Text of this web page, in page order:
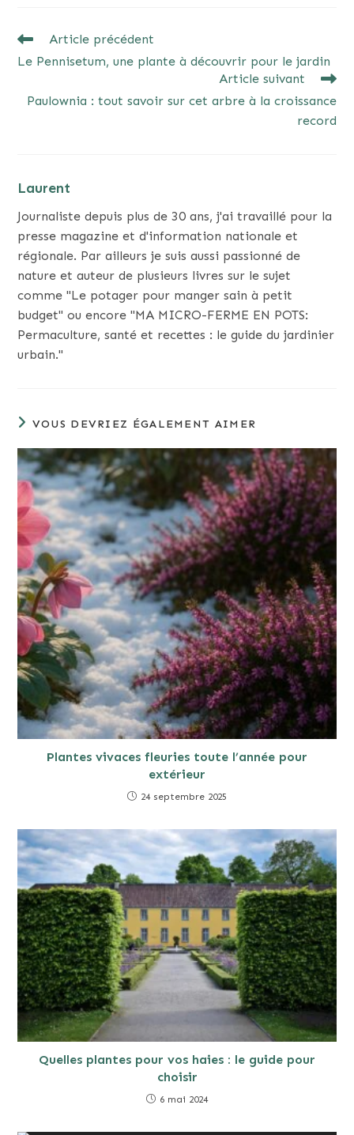
READ
ARTICLES
Article précédent
Le Pennisetum, une plante à découvrir pour le jardin
Article suivant
Paulownia : tout savoir sur cet arbre à la croissance
record
Laurent
Journaliste depuis plus de 30 ans, j'ai travaillé pour la
presse magazine et d'information nationale et
régionale. Par ailleurs je suis aussi passionné de
nature et auteur de plusieurs livres sur le sujet
comme "Le potager pour manger sain à petit
budget" ou encore "MA MICRO-FERME EN POTS:
Permaculture, santé et recettes : le guide du jardinier
urbain."
VOUS DEVRIEZ ÉGALEMENT AIMER
Plantes vivaces fleuries toute l’année pour
extérieur
24 septembre 2025
Quelles plantes pour vos haies : le guide pour
choisir
6 mai 2024